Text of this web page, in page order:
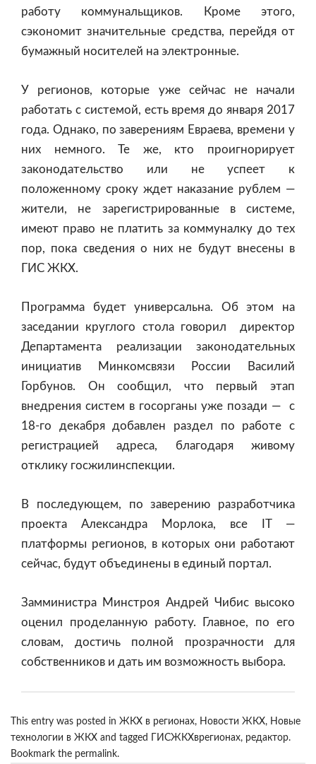
работу коммунальщиков. Кроме этого,
сэкономит значительные средства, перейдя от
бумажный носителей на электронные.
У регионов, которые уже сейчас не начали
работать с системой, есть время до января 2017
года. Однако, по заверениям Евраева, времени у
них немного. Те же, кто проигнорирует
законодательство или не успеет к
положенному сроку ждет наказание рублем —
жители, не зарегистрированные в системе,
имеют право не платить за коммуналку до тех
пор, пока сведения о них не будут внесены в
ГИС ЖКХ.
Программа будет универсальна. Об этом на
заседании круглого стола говорил директор
Департамента реализации законодательных
инициатив Минкомсвязи России Василий
Горбунов. Он сообщил, что первый этап
внедрения систем в госорганы уже позади — с
18-го декабря добавлен раздел по работе с
регистрацией адреса, благодаря живому
отклику госжилинспекции.
В последующем, по заверению разработчика
проекта Александра Морлока, все IT —
платформы регионов, в которых они работают
сейчас, будут объединены в единый портал.
Замминистра Минстроя Андрей Чибис высоко
оценил проделанную работу. Главное, по его
словам, достичь полной прозрачности для
собственников и дать им возможность выбора.
This entry was posted in ЖКХ в регионах, Новости ЖКХ, Новые
технологии в ЖКХ and tagged ГИСЖКХврегионах, редактор.
Bookmark the permalink.